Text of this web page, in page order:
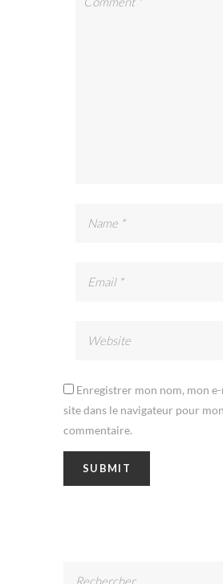
Enregistrer mon nom, mon
site dans le navigateur pour
commentaire.